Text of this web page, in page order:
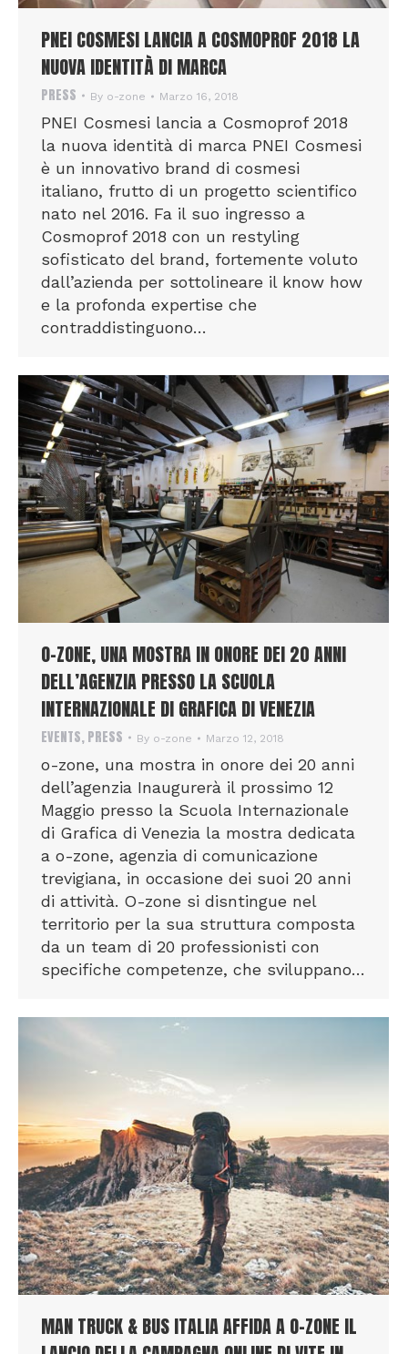
PNEI COSMESI LANCIA A COSMOPROF 2018 LA
NUOVA IDENTITÀ DI MARCA
PRESS By o-zone Marzo 16, 2018
PNEI Cosmesi lancia a Cosmoprof 2018
la nuova identità di marca PNEI Cosmesi
è un innovativo brand di cosmesi
italiano, frutto di un progetto scientifico
nato nel 2016. Fa il suo ingresso a
Cosmoprof 2018 con un restyling
sofisticato del brand, fortemente voluto
dall’azienda per sottolineare il know how
e la profonda expertise che
contraddistinguono…
O-ZONE, UNA MOSTRA IN ONORE DEI 20 ANNI
DELL’AGENZIA PRESSO LA SCUOLA
INTERNAZIONALE DI GRAFICA DI VENEZIA
EVENTS,PRESS By o-zone Marzo 12, 2018
o-zone, una mostra in onore dei 20 anni
dell’agenzia Inaugurerà il prossimo 12
Maggio presso la Scuola Internazionale
di Grafica di Venezia la mostra dedicata
a o-zone, agenzia di comunicazione
trevigiana, in occasione dei suoi 20 anni
di attività. O-zone si disntingue nel
territorio per la sua struttura composta
da un team di 20 professionisti con
specifiche competenze, che sviluppano…
MAN TRUCK & BUS ITALIA AFFIDA A O-ZONE IL